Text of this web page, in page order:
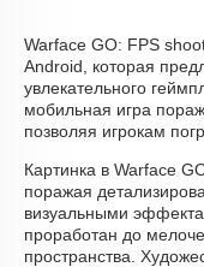
Warface GO: FPS
Android, которая
увлекательного
мобильная игра
позволяя игрокам
Картинка в Warface
поражая
визуальными
проработан до
пространства.